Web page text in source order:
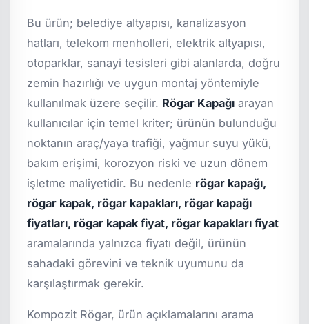
Bu ürün; belediye altyapısı, kanalizasyon
hatları, telekom menholleri, elektrik altyapısı,
otoparklar, sanayi tesisleri gibi alanlarda, doğru
zemin hazırlığı ve uygun montaj yöntemiyle
kullanılmak üzere seçilir. Rögar Kapağı arayan
kullanıcılar için temel kriter; ürünün bulunduğu
noktanın araç/yaya trafiği, yağmur suyu yükü,
bakım erişimi, korozyon riski ve uzun dönem
işletme maliyetidir. Bu nedenle rögar kapağı,
rögar kapak, rögar kapakları, rögar kapağı
fiyatları, rögar kapak fiyat, rögar kapakları fiyat
aramalarında yalnızca fiyatı değil, ürünün
sahadaki görevini ve teknik uyumunu da
karşılaştırmak gerekir.
Kompozit Rögar, ürün açıklamalarını arama